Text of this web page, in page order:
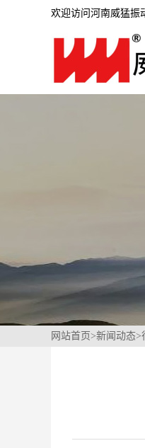
欢迎访问河南威猛振
网站首页>新闻动态>